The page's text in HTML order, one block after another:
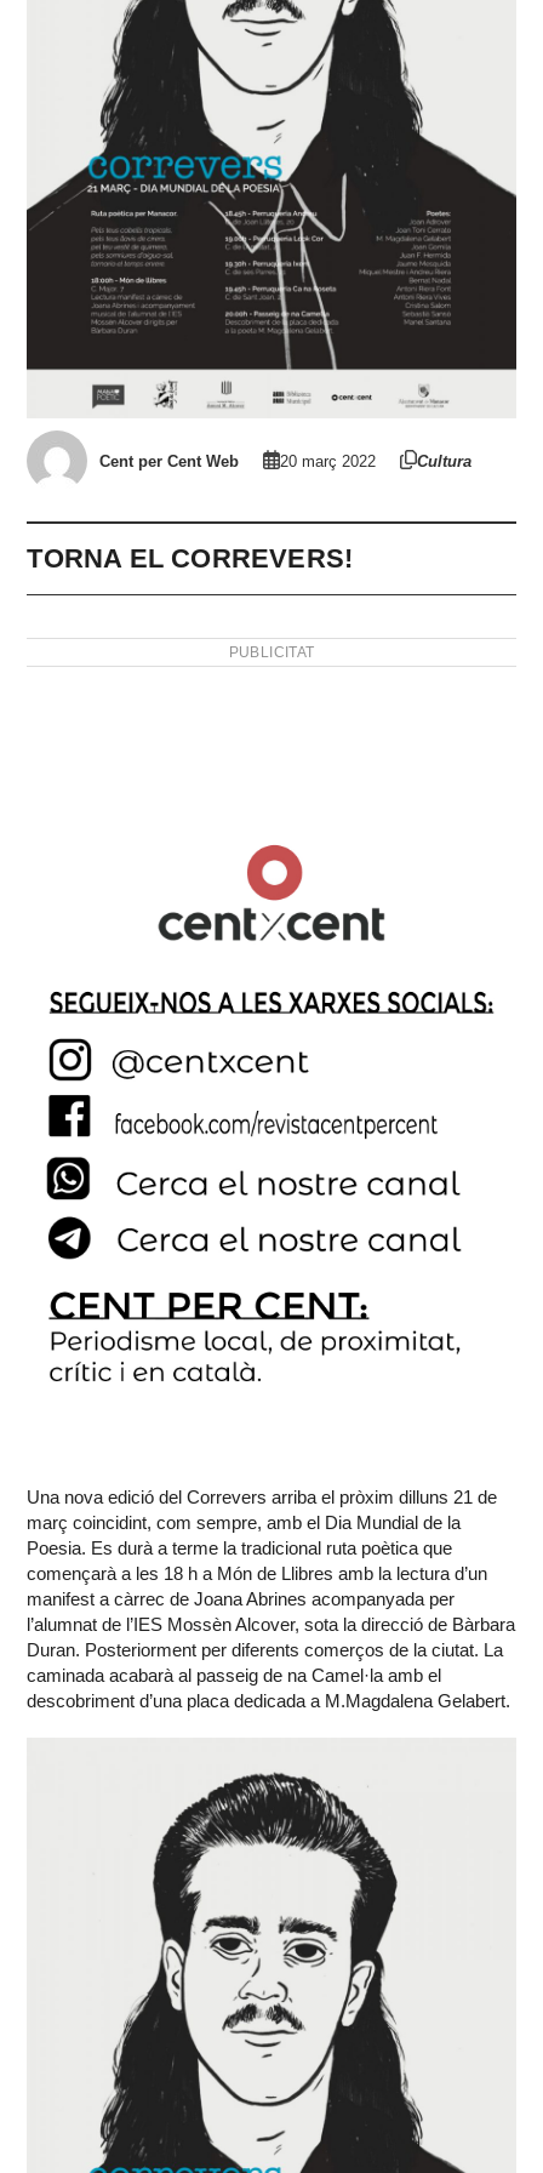
Cent per Cent Web 20 març 2022 Cultura
TORNA EL CORREVERS!
PUBLICITAT
Una nova edició del Correvers arriba el pròxim dilluns 21 de
març coincidint, com sempre, amb el Dia Mundial de la
Poesia. Es durà a terme la tradicional ruta poètica que
començarà a les 18 h a Món de Llibres amb la lectura d’un
manifest a càrrec de Joana Abrines acompanyada per
l’alumnat de l’IES Mossèn Alcover, sota la direcció de Bàrbara
Duran. Posteriorment per diferents comerços de la ciutat. La
caminada acabarà al passeig de na Camel·la amb el
descobriment d’una placa dedicada a M.Magdalena Gelabert.